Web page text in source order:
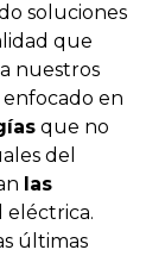
soluciones
que
nuestros
en
que no
del
las
eléctrica.
últimas